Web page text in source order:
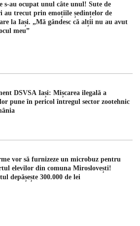
s-au ocupat unul câte unul! Sute de
au trecut prin emoțiile ședințelor de
la Iași. „Mă gândesc că alții nu au avut
meu”
DSVSA Iași: Mișcarea ilegală a
pune în pericol întregul sector zootehnic
vor să furnizeze un microbuz pentru
elevilor din comuna Miroslovești!
depășește 300.000 de lei